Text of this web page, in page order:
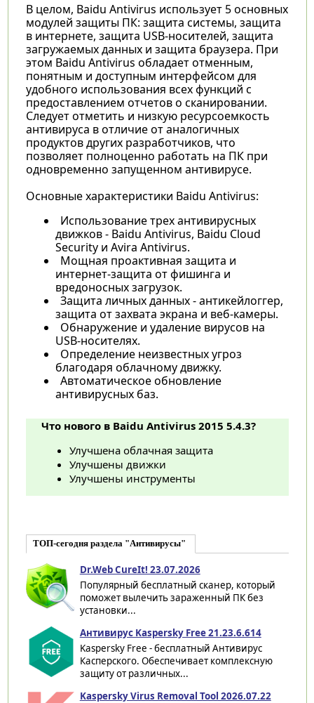
В целом, Baidu Antivirus использует 5 основных
модулей защиты ПК: защита системы, защита
в интернете, защита USB-носителей, защита
загружаемых данных и защита браузера. При
этом Baidu Antivirus обладает отменным,
понятным и доступным интерфейсом для
удобного использования всех функций с
предоставлением отчетов о сканировании.
Следует отметить и низкую ресурсоемкость
антивируса в отличие от аналогичных
продуктов других разработчиков, что
позволяет полноценно работать на ПК при
одновременно запущенном антивирусе.
Основные характеристики Baidu Antivirus:
Использование трех антивирусных
движков - Baidu Antivirus, Baidu Cloud
Security и Avira Antivirus.
Мощная проактивная защита и
интернет-защита от фишинга и
вредоносных загрузок.
Защита личных данных - антикейлоггер,
защита от захвата экрана и веб-камеры.
Обнаружение и удаление вирусов на
USB-носителях.
Определение неизвестных угроз
благодаря облачному движку.
Автоматическое обновление
антивирусных баз.
Что нового в Baidu Antivirus 2015 5.4.3?
Улучшена облачная защита
Улучшены движки
Улучшены инструменты
ТОП-сегодня раздела "Антивирусы"
Dr.Web CureIt! 23.07.2026
Популярный бесплатный сканер, который
поможет вылечить зараженный ПК без
установки...
Антивирус Kaspersky Free 21.23.6.614
Kaspersky Free - бесплатный Антивирус
Касперского. Обеспечивает комплексную
защиту от различных...
Kaspersky Virus Removal Tool 2026.07.22